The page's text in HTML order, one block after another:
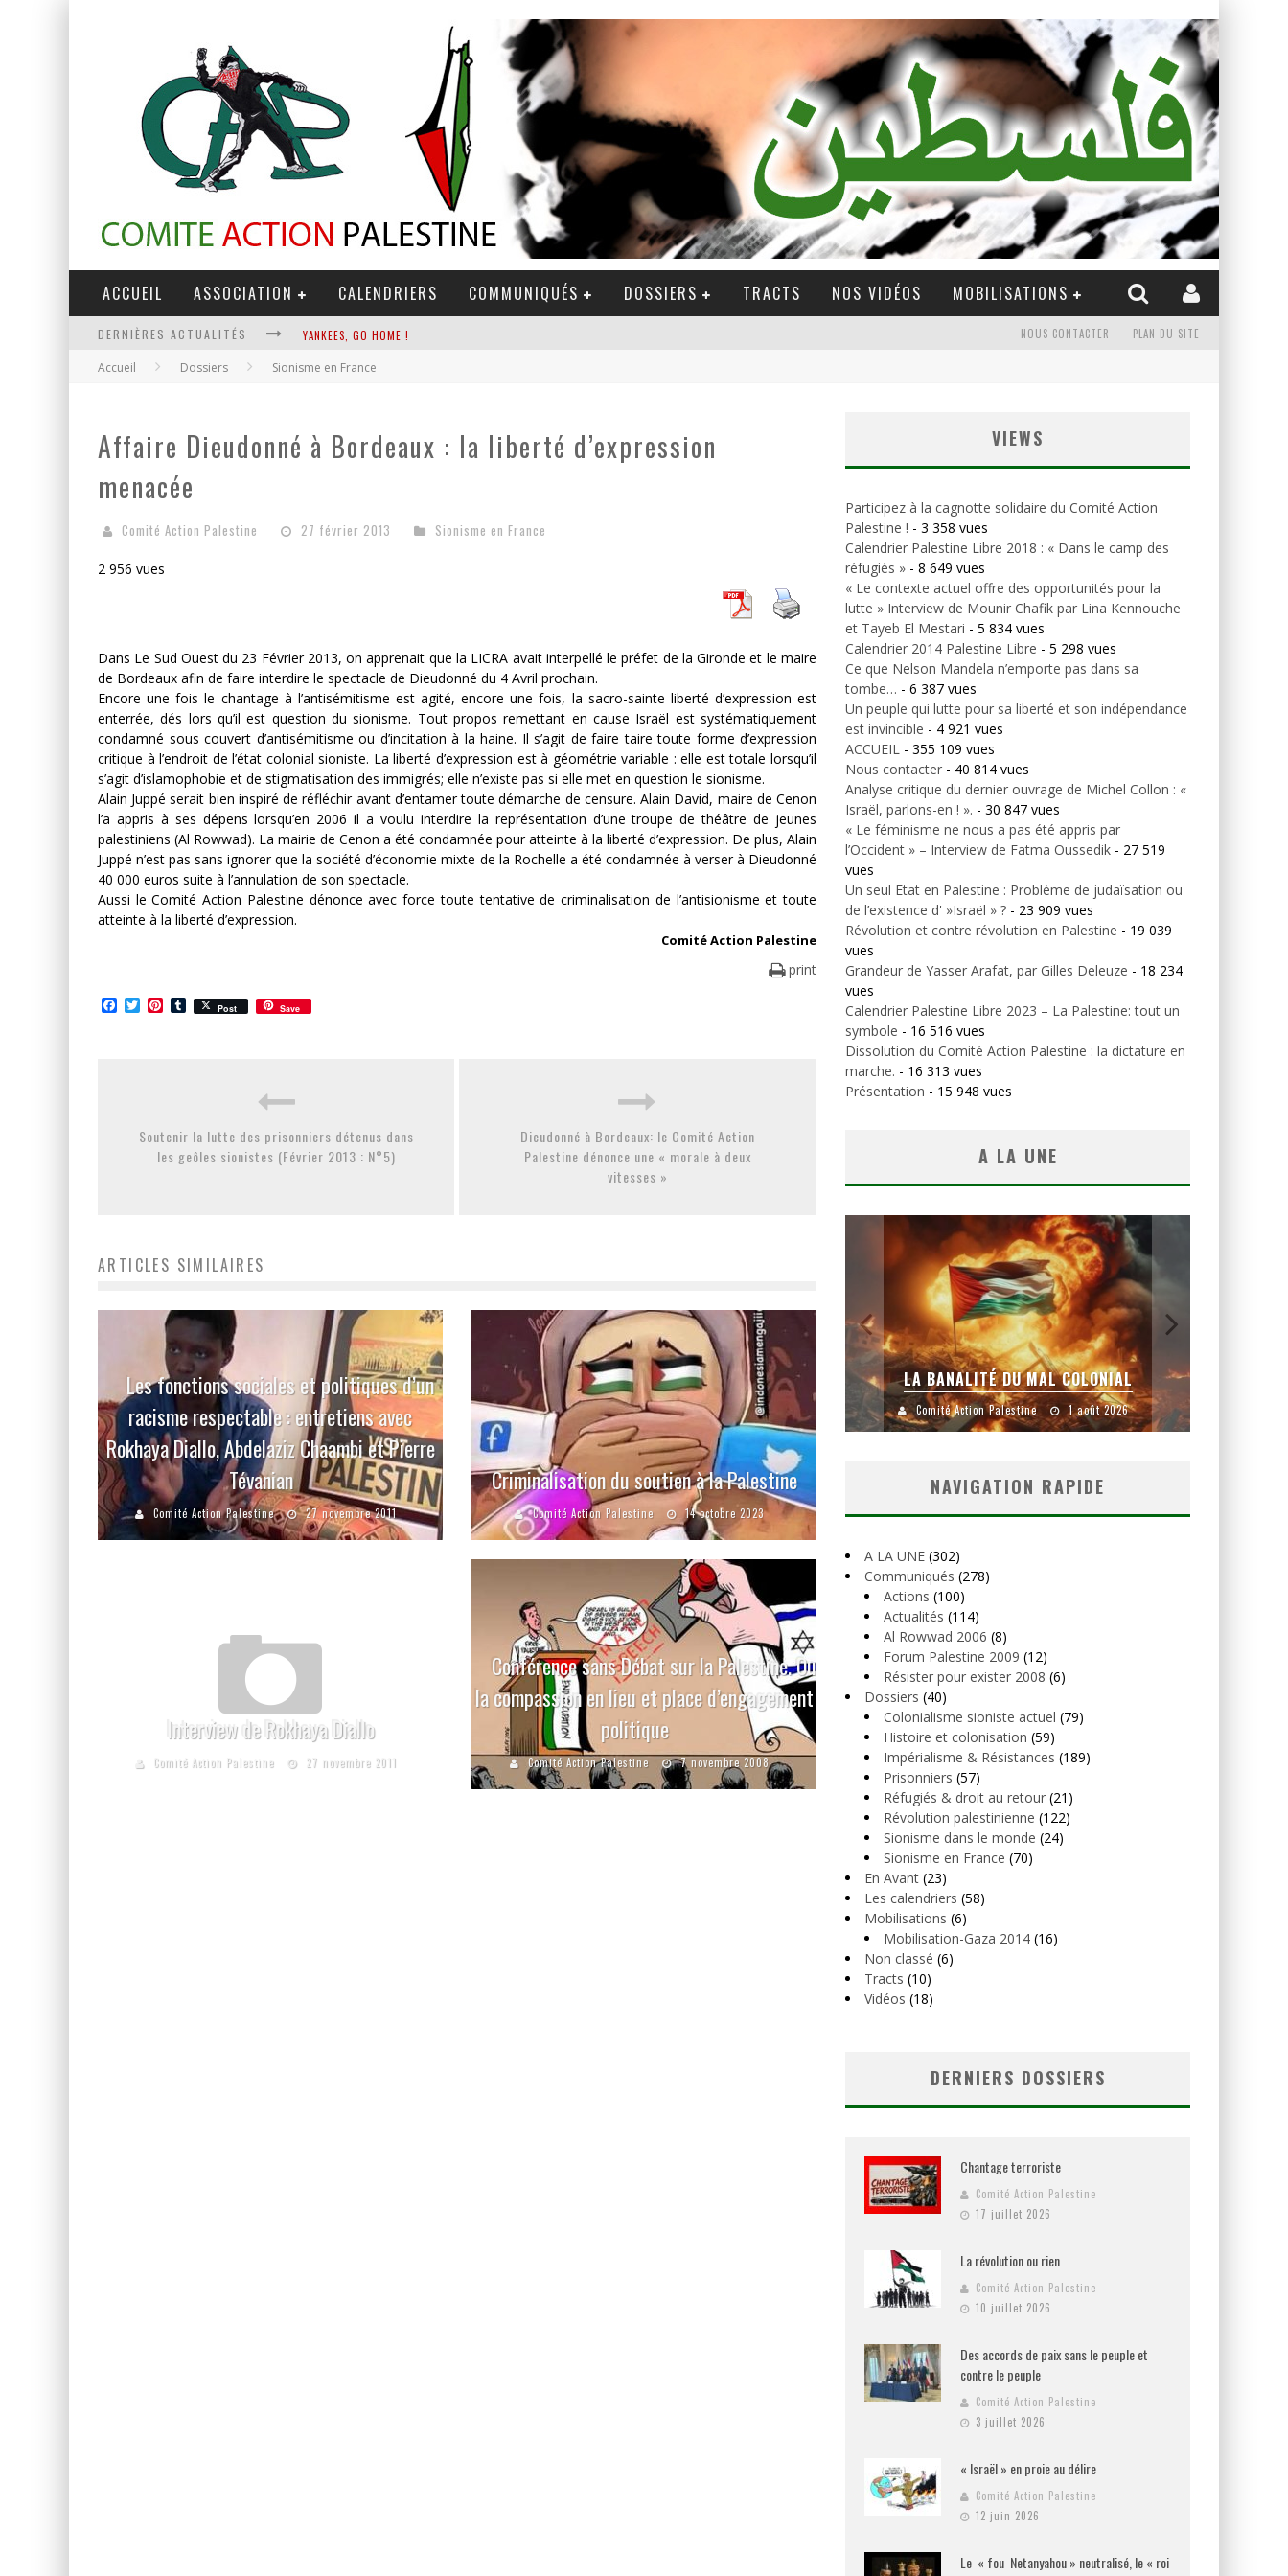
ACCUEIL ASSOCIATION CALENDRIERS COMMUNIQUÉS DOSSIERS TRACTS NOS VIDÉOS MOBILISATIONS
DERNIÈRES ACTUALITÉS YANKEES, GO HOME !
CHANTAGE TERRORISTE
DES ACCORDS DE PAIX SANS LE PEUPLE ET CONTRE LE PEUPLE
LA BANALITÉ DU MAL COLONIAL
NOUS CONTACTER PLAN DU SITE
Accueil Dossiers Sionisme en France
Affaire Dieudonné à Bordeaux : la liberté d’expression
menacée
Comité Action Palestine 27 février 2013 Sionisme en France
2 956 vues
Dans Le Sud Ouest du 23 Février 2013, on apprenait que la LICRA avait interpellé le préfet de la Gironde et le maire
de Bordeaux afin de faire interdire le spectacle de Dieudonné du 4 Avril prochain.
Encore une fois le chantage à l’antisémitisme est agité, encore une fois, la sacro-sainte liberté d’expression est
enterrée, dés lors qu’il est question du sionisme. Tout propos remettant en cause Israël est systématiquement
condamné sous couvert d’antisémitisme ou d’incitation à la haine. Il s’agit de faire taire toute forme d’expression
critique à l’endroit de l’état colonial sioniste. La liberté d’expression est à géométrie variable : elle est totale lorsqu’il
s’agit d’islamophobie et de stigmatisation des immigrés; elle n’existe pas si elle met en question le sionisme.
Alain Juppé serait bien inspiré de réfléchir avant d’entamer toute démarche de censure. Alain David, maire de Cenon
l’a appris à ses dépens lorsqu’en 2006 il a voulu interdire la représentation d’une troupe de théâtre de jeunes
palestiniens (Al Rowwad). La mairie de Cenon a été condamnée pour atteinte à la liberté d’expression. De plus, Alain
Juppé n’est pas sans ignorer que la société d’économie mixte de la Rochelle a été condamnée à verser à Dieudonné
40 000 euros suite à l’annulation de son spectacle.
Aussi le Comité Action Palestine dénonce avec force toute tentative de criminalisation de l’antisionisme et toute
atteinte à la liberté d’expression.
Comité Action Palestine
print
Facebook
TwitterPinterest
Tumblr
Post Save
Soutenir la lutte des prisonniers détenus dans
les geôles sionistes (Février 2013 : N°5)
Dieudonné à Bordeaux: le Comité Action
Palestine dénonce une « morale à deux
vitesses »
ARTICLES SIMILAIRES
Les fonctions sociales et politiques d’un
racisme respectable : entretiens avec
Rokhaya Diallo, Abdelaziz Chaambi et Pierre
Tévanian
Comité Action Palestine 27 novembre 2011
Criminalisation du soutien à la Palestine
Comité Action Palestine 14 octobre 2023
Interview de Rokhaya Diallo
Comité Action Palestine 27 novembre 2011
Conférence sans Débat sur la Palestine. Ou
la compassion en lieu et place d’engagement
politique
Comité Action Palestine 7 novembre 2008
VIEWS
Participez à la cagnotte solidaire du Comité Action
Palestine ! - 3 358 vues
Calendrier Palestine Libre 2018 : « Dans le camp des
réfugiés » - 8 649 vues
« Le contexte actuel offre des opportunités pour la
lutte » Interview de Mounir Chafik par Lina Kennouche
et Tayeb El Mestari - 5 834 vues
Calendrier 2014 Palestine Libre - 5 298 vues
Ce que Nelson Mandela n’emporte pas dans sa
tombe… - 6 387 vues
Un peuple qui lutte pour sa liberté et son indépendance
est invincible - 4 921 vues
ACCUEIL - 355 109 vues
Nous contacter - 40 814 vues
Analyse critique du dernier ouvrage de Michel Collon : «
Israël, parlons-en ! ». - 30 847 vues
« Le féminisme ne nous a pas été appris par
l’Occident » – Interview de Fatma Oussedik - 27 519
vues
Un seul Etat en Palestine : Problème de judaïsation ou
de l’existence d' »Israël » ? - 23 909 vues
Révolution et contre révolution en Palestine - 19 039
vues
Grandeur de Yasser Arafat, par Gilles Deleuze - 18 234
vues
Calendrier Palestine Libre 2023 – La Palestine: tout un
symbole - 16 516 vues
Dissolution du Comité Action Palestine : la dictature en
marche. - 16 313 vues
Présentation - 15 948 vues
A LA UNE
DES ACCORDS DE PAIX SANS LE
PEUPLE ET CONTRE LE PEUPLE
Comité Action Palestine 3 juillet 2026
LA BANALITÉ DU MAL COLONIAL
Comité Action Palestine 1 août 2026
NAVIGATION RAPIDE
A LA UNE (302)
Communiqués (278)
Actions (100)
Actualités (114)
Al Rowwad 2006 (8)
Forum Palestine 2009 (12)
Résister pour exister 2008 (6)
Dossiers (40)
Colonialisme sioniste actuel (79)
Histoire et colonisation (59)
Impérialisme & Résistances (189)
Prisonniers (57)
Réfugiés & droit au retour (21)
Révolution palestinienne (122)
Sionisme dans le monde (24)
Sionisme en France (70)
En Avant (23)
Les calendriers (58)
Mobilisations (6)
Mobilisation-Gaza 2014 (16)
Non classé (6)
Tracts (10)
Vidéos (18)
DERNIERS DOSSIERS
Chantage terroriste
Comité Action Palestine
17 juillet 2026
La révolution ou rien
Comité Action Palestine
10 juillet 2026
Des accords de paix sans le peuple et
contre le peuple
Comité Action Palestine
3 juillet 2026
« Israël » en proie au délire
Comité Action Palestine
12 juin 2026
Le « fou Netanyahou » neutralisé, le « roi